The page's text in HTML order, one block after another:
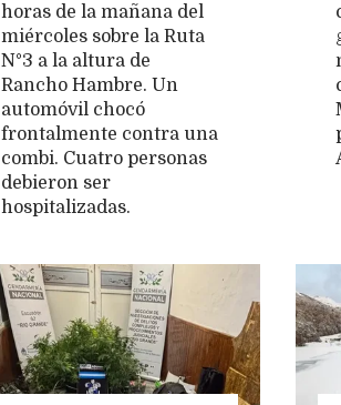
horas de la mañana del
miércoles sobre la Ruta
N°3 a la altura de
Rancho Hambre. Un
automóvil chocó
frontalmente contra una
combi. Cuatro personas
debieron ser
hospitalizadas.